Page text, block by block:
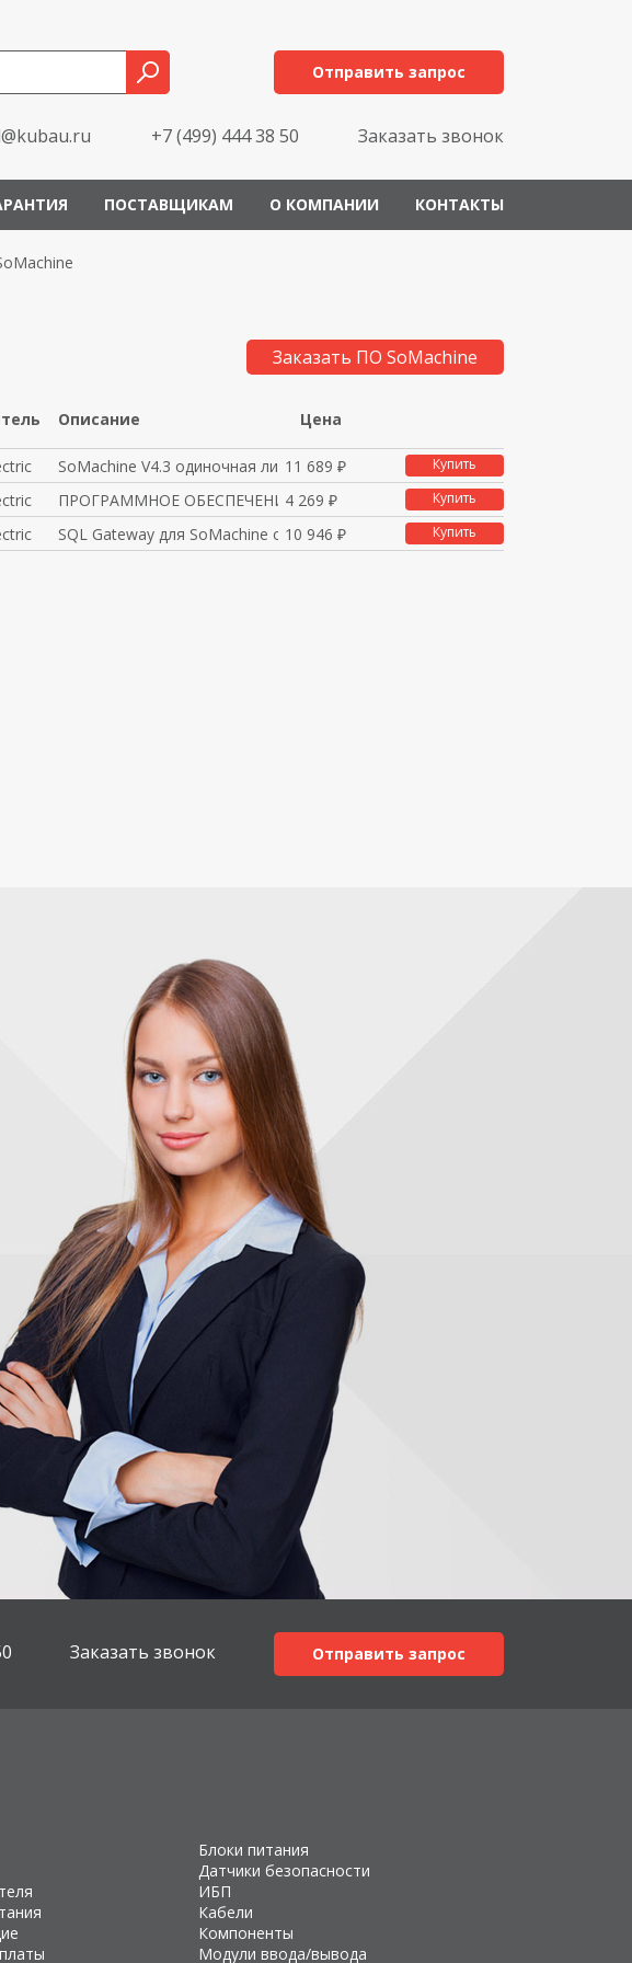
Отправить запрос
+7 (499) 444 38 50 Заказать звонок
ПОСТАВЩИКАМ О КОМПАНИИ КОНТАКТЫ
Заказать ПО SoMachine
Описание Цена
SoMachine V4.3 одиночная лицен11 689 ₽ Купить
ПРОГРАММНОЕ ОБЕСПЕЧЕНИЕ SoMach
4 269 ₽ Купить
SQL Gateway для SoMachine один10 946 ₽ Купить
Заказать звонок Отправить запрос
Блоки питания
Датчики безопасности
ИБП
Кабели
Компоненты
Модули ввода/вывода